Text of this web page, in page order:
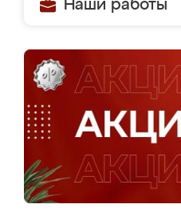
Наши работы